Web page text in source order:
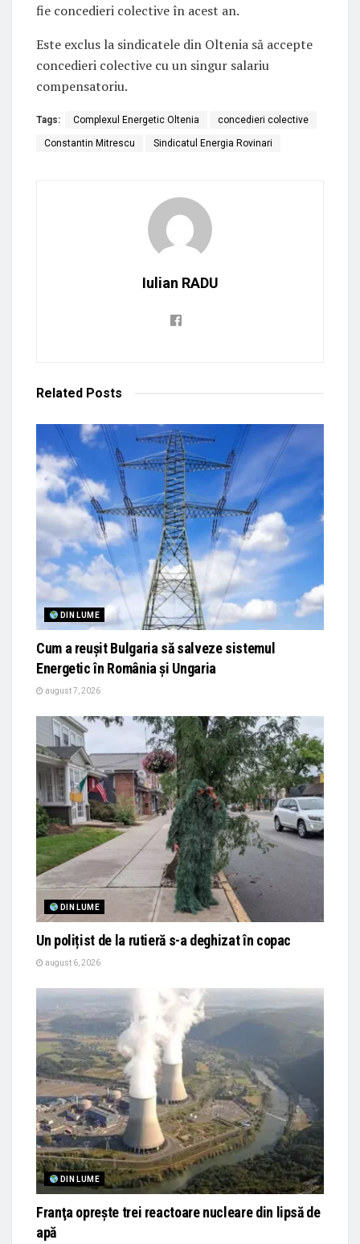
fie concedieri colective în acest an.
Este exclus la sindicatele din Oltenia să accepte
concedieri colective cu un singur salariu
compensatoriu.
Tags: Complexul Energetic Oltenia concedieri colective
Constantin Mitrescu Sindicatul Energia Rovinari
Iulian RADU
Related Posts
DIN LUME
Cum a reușit Bulgaria să salveze sistemul
Energetic în România și Ungaria
august 7, 2026
DIN LUME
Un polițist de la rutieră s-a deghizat în copac
august 6, 2026
DIN LUME
Franţa opreşte trei reactoare nucleare din lipsă de
apă